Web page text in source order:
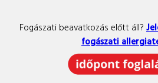
Fogászati beavatkozás előtt áll?
fogászati